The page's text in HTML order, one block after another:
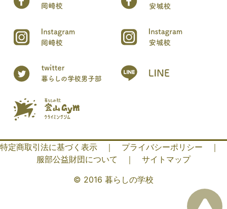
特定商取引法に基づく表示 ｜ プライバシーポリシー
｜
服部公益財団について
｜
サイトマップ
© 2016 暮らしの学校